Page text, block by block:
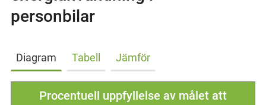
personbilar
Diagram Tabell Jämför
Procentuell uppfyllelse av målet att